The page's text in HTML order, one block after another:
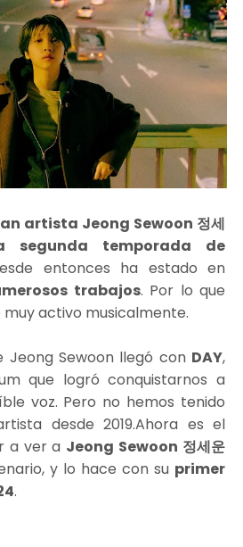
artista Jeong Sewoon 정세
temporada de
entonces ha estado en
trabajos. Por lo que
activo musicalmente.
Jeong Sewoon llegó con DAY,
que logró conquistarnos a
voz. Pero no hemos tenido
desde 2019.Ahora es el
a ver a Jeong Sewoon 정세운
y lo hace con su primer
.